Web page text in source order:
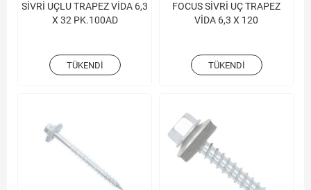
SİVRİ UÇLU TRAPEZ VİDA 6,3
X 32 PK.100AD
TÜKENDI
FOCUS SİVRİ UÇ TRAPEZ
VİDA 6,3 X 120
TÜKENDI